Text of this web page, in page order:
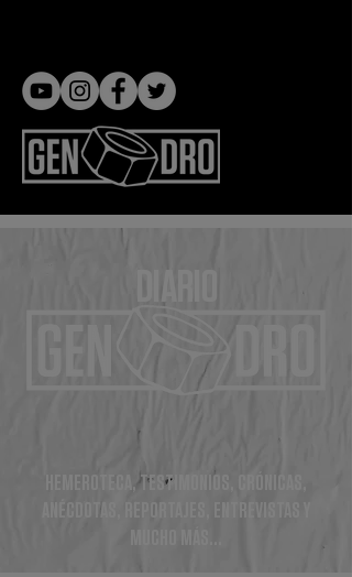
DIARIO
HEMEROTECA, TESTIMONIOS, CRÓNICAS,
ANÉCDOTAS, REPORTAJES, ENTREVISTAS Y